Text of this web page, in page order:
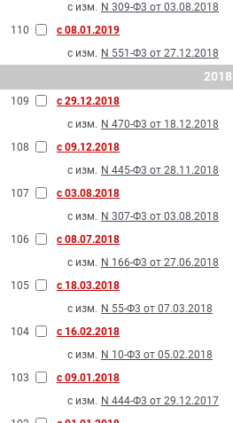
с изм. N 309-Ф3 от 03.08.2018
110
с 08.01.2019
с изм. N 551-Ф3 от 27.12.2018
2018
109
с 29.12.2018
с изм. N 470-Ф3 от 18.12.2018
108
с 09.12.2018
с изм. N 445-Ф3 от 28.11.2018
107
с 03.08.2018
с изм. N 307-Ф3 от 03.08.2018
106
с 08.07.2018
с изм. N 166-Ф3 от 27.06.2018
105
с 18.03.2018
с изм. N 55-Ф3 от 07.03.2018
104
с 16.02.2018
с изм. N 10-Ф3 от 05.02.2018
103
с 09.01.2018
с изм. N 444-Ф3 от 29.12.2017